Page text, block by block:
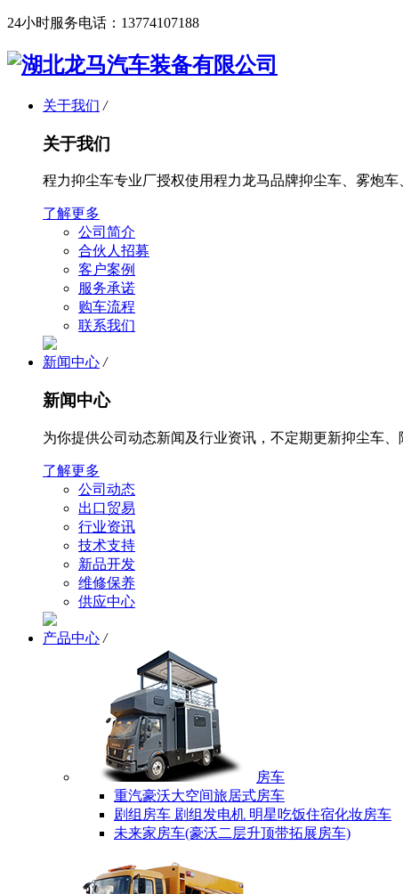
24小时服务电话： 13774107188
关于我们 /
关于我们
程力抑尘车专业厂授权使用程力龙马品牌抑尘车、雾炮
了解更多
公司简介
合伙人招募
客户案例
服务承诺
购车流程
联系我们
新闻中心 /
新闻中心
为你提供公司动态新闻及行业资讯，不定期更新抑尘车
了解更多
公司动态
出口贸易
行业资讯
技术支持
新品开发
维修保养
供应中心
产品中心 /
房车
重汽豪沃大空间旅居式房车
剧组房车 剧组发电机 明星吃饭住宿化妆房车
未来家房车(豪沃二层升顶带拓展房车)